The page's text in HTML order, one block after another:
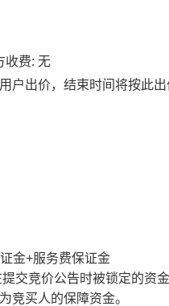
收费: 无
户出价，结束时间将按此出
金+服务费保证金
交竞价公告时被锁定的资
竞买人的保障资金。